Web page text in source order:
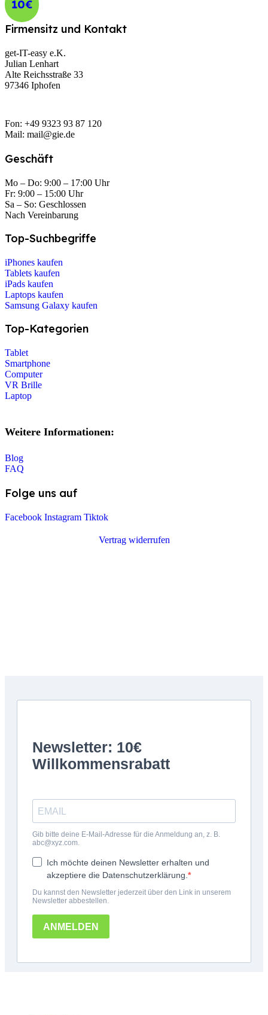
10€
Firmensitz und Kontakt
get-IT-easy e.K.
Julian Lenhart
Alte Reichsstraße 33
97346 Iphofen
Fon: +49 9323 93 87 120
Mail: mail@gie.de
Geschäft
Mo – Do: 9:00 – 17:00 Uhr
Fr: 9:00 – 15:00 Uhr
Sa – So: Geschlossen
Nach Vereinbarung
Top-Suchbegriffe
iPhones kaufen
Tablets kaufen
iPads kaufen
Laptops kaufen
Samsung Galaxy kaufen
Top-Kategorien
Tablet
Smartphone
Computer
VR Brille
Laptop
Weitere Informationen:
Blog
FAQ
Folge uns auf
Facebook Instagram Tiktok
Vertrag widerrufen